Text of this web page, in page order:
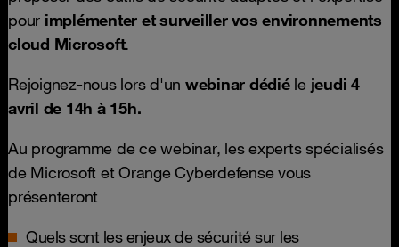
pour implémenter et surveiller vos environnements
cloud Microsoft.
Rejoignez-nous lors d'un webinar dédié le jeudi 4
avril de 14h à 15h.
Au programme de ce webinar, les experts spécialisés
de Microsoft et Orange Cyberdefense vous
présenteront
Quels sont les enjeux de sécurité sur les